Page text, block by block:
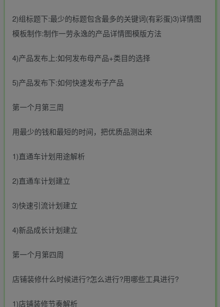
2)组标题下:最少的标题包含最多的关键词(有彩蛋)3)详情图
模板制作:制作一劳永逸的产品详情图模版方法
4)产品发布上:如何发布母产品+类目的选择
5)产品发布下:如何快速发布子产品
第一个月第三周
用最少的钱和最短的时间，把优质品测出来
1)直通车计划用途解析
2)直通车计划建立
3)快速引流计划建立
4)新品成长计划建立
第一个月第四周
店铺装修什么时候进行?怎么进行?用哪些工具进行?
1)店铺装修节奏解析